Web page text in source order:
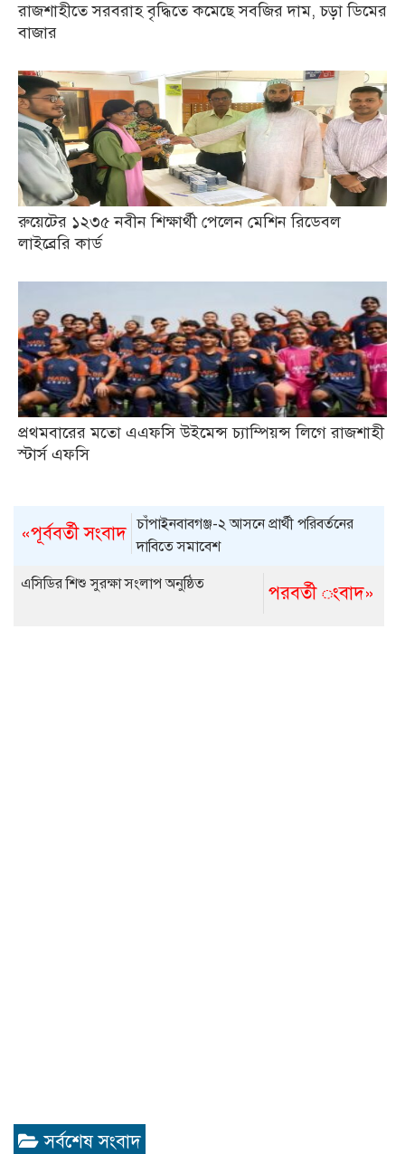
রাজশাহীতে সরবরাহ বৃদ্ধিতে কমেছে সবজির দাম, চড়া ডিমের
বাজার
রুয়েটের ১২৩৫ নবীন শিক্ষার্থী পেলেন মেশিন রিডেবল
লাইব্রেরি কার্ড
প্রথমবারের মতো এএফসি উইমেন্স চ্যাম্পিয়ন্স লিগে রাজশাহী
স্টার্স এফসি
«পূর্ববর্তী সংবাদ চাঁপাইনবাবগঞ্জ-২ আসনে প্রার্থী পরিবর্তনের
দাবিতে সমাবেশ
পরবর্তী ংবাদ»
এসিডির শিশু সুরক্ষা সংলাপ অনুষ্ঠিত
সর্বশেষ সংবাদ